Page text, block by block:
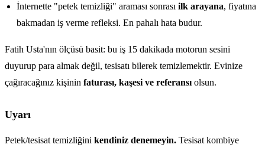
İnternette "petek temizliği" araması sonrası ilk arayana, fiyatına
bakmadan iş verme refleksi. En pahalı hata budur.
Fatih Usta'nın ölçüsü basit: bu iş 15 dakikada motorun sesini
duyurup para almak değil, tesisatı bilerek temizlemektir. Evinize
çağıracağınız kişinin faturası, kaşesi ve referansı olsun.
Uyarı
Petek/tesisat temizliğini kendiniz denemeyin. Tesisat kombiye